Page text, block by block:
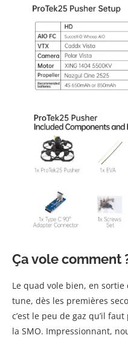
Ça vole comment
Le quad vole bien, en
tune, dès les premières
c’est le peu de gaz qu’il
la SMO. Impressionnant,